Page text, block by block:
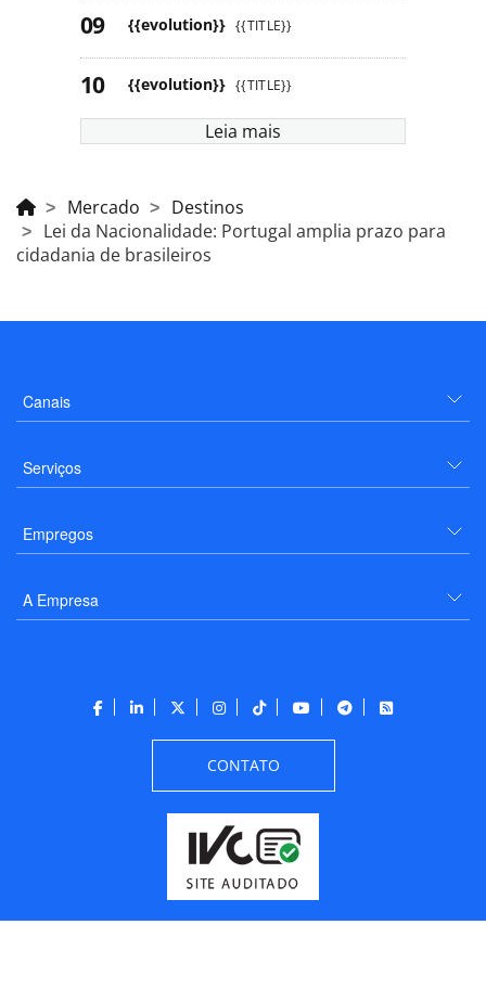
{{evolution}} {{TITLE}}
{{evolution}} {{TITLE}}
Leia mais
Mercado
Destinos
Lei da Nacionalidade: Portugal amplia prazo para
cidadania de brasileiros
Canais
Serviços
Empregos
A Empresa
CONTATO